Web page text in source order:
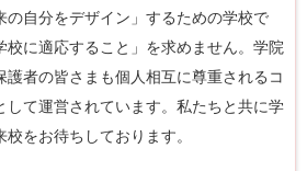
の自分をデザイン」するための学校で
校に適応すること」を求めません。学院
護者の皆さまも個人相互に尊重されるコ
して運営されています。私たちと共に学
をお待ちしております。